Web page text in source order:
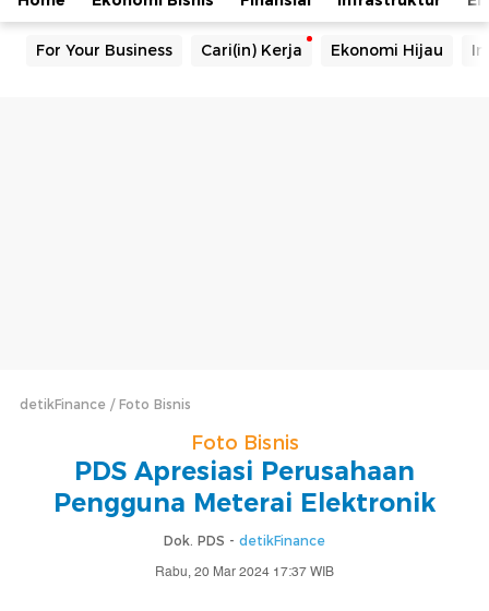
For Your Business Cari(in) Kerja Ekonomi Hijau
detikFinance Foto Bisnis
Foto Bisnis
PDS Apresiasi Perusahaan
Pengguna Meterai Elektronik
Dok. PDS - detikFinance
Rabu, 20 Mar 2024 17:37 WIB